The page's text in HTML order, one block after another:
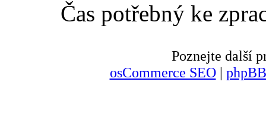
Čas potřebný ke
Poznejte další
osCommerce SEO|